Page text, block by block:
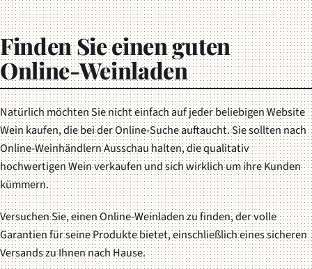
Finden Sie einen guten
Online-Weinladen
Natürlich möchten Sie nicht einfach auf jeder beliebigen Website
Wein kaufen, die bei der Online-Suche auftaucht. Sie sollten nach
Online-Weinhändlern Ausschau halten, die qualitativ
hochwertigen Wein verkaufen und sich wirklich um ihre Kunden
kümmern.
Versuchen Sie, einen Online-Weinladen zu finden, der volle
Garantien für seine Produkte bietet, einschließlich eines sicheren
Versands zu Ihnen nach Hause.